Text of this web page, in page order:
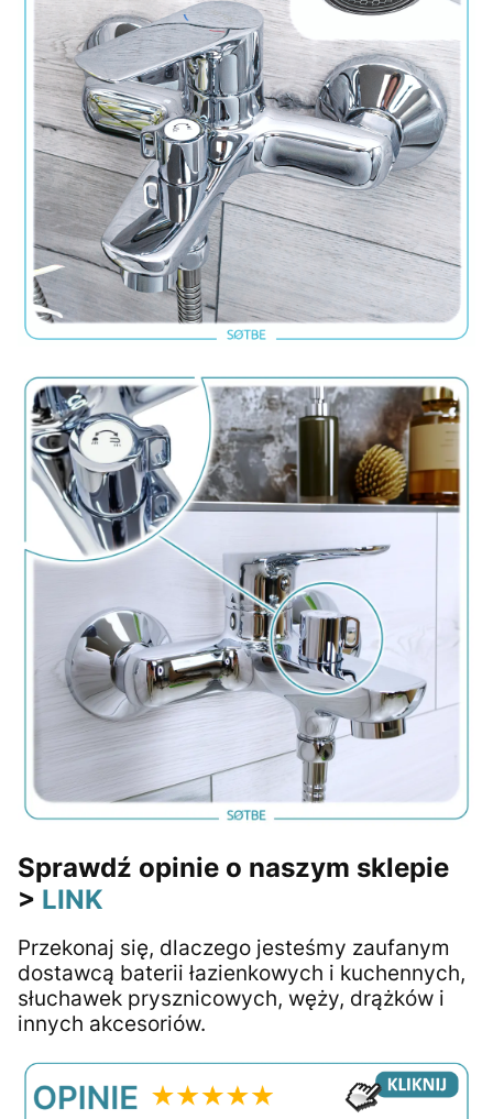
Sprawdź opinie o naszym sklepie
> LINK
Przekonaj się, dlaczego jesteśmy zaufanym
dostawcą baterii łazienkowych i kuchennych,
słuchawek prysznicowych, węży, drążków i
innych akcesoriów.